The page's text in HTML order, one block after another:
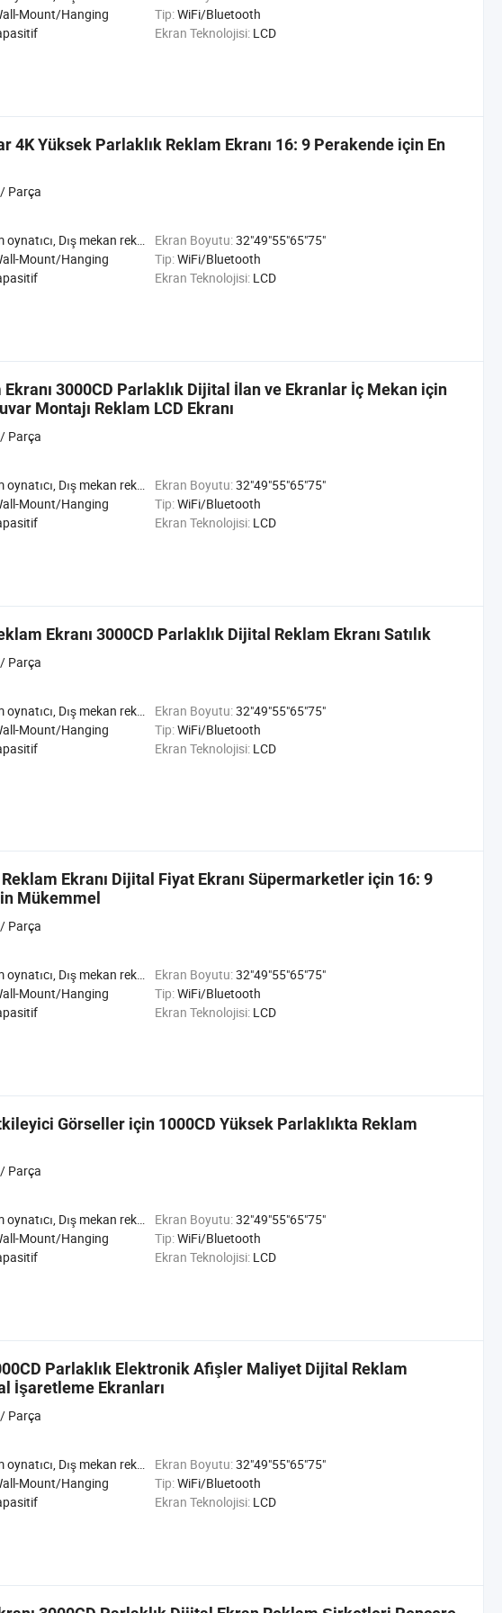
Mount/Hanging Tip:WiFi/Bluetooth
Ekran Teknolojisi: LCD
4K Yüksek Parlaklık Reklam Ekranı 16: 9 Perakende için En
/ Parça
oynatıcı, Otobüs/Araç ad Oynatıcı, Yarı Dış Mekan ad Oynatıcı Ekran Boyutu:32"49"55"65"75"
Mount/Hanging Tip:WiFi/Bluetooth
Ekran Teknolojisi: LCD
3000CD Parlaklık Dijital İlan ve Ekranlar İç Mekan için
Montajı Reklam LCD Ekranı
/ Parça
oynatıcı, Otobüs/Araç ad Oynatıcı, Yarı Dış Mekan ad Oynatıcı Ekran Boyutu:32"49"55"65"75"
Mount/Hanging Tip:WiFi/Bluetooth
Ekran Teknolojisi: LCD
Ekranı 3000CD Parlaklık Dijital Reklam Ekranı Satılık
/ Parça
oynatıcı, Otobüs/Araç ad Oynatıcı, Yarı Dış Mekan ad Oynatıcı Ekran Boyutu:32"49"55"65"75"
Mount/Hanging Tip:WiFi/Bluetooth
Ekran Teknolojisi: LCD
Ekranı Dijital Fiyat Ekranı Süpermarketler için 16: 9
Mükemmel
/ Parça
oynatıcı, Otobüs/Araç ad Oynatıcı, Yarı Dış Mekan ad Oynatıcı Ekran Boyutu:32"49"55"65"75"
Mount/Hanging Tip:WiFi/Bluetooth
Ekran Teknolojisi: LCD
Görseller için 1000CD Yüksek Parlaklıkta Reklam
/ Parça
oynatıcı, Otobüs/Araç ad Oynatıcı, Yarı Dış Mekan ad Oynatıcı Ekran Boyutu:32"49"55"65"75"
Mount/Hanging Tip:WiFi/Bluetooth
Ekran Teknolojisi: LCD
Parlaklık Elektronik Afişler Maliyet Dijital Reklam
İşaretleme Ekranları
/ Parça
oynatıcı, Otobüs/Araç ad Oynatıcı, Yarı Dış Mekan ad Oynatıcı Ekran Boyutu:32"49"55"65"75"
Mount/Hanging Tip:WiFi/Bluetooth
Ekran Teknolojisi: LCD